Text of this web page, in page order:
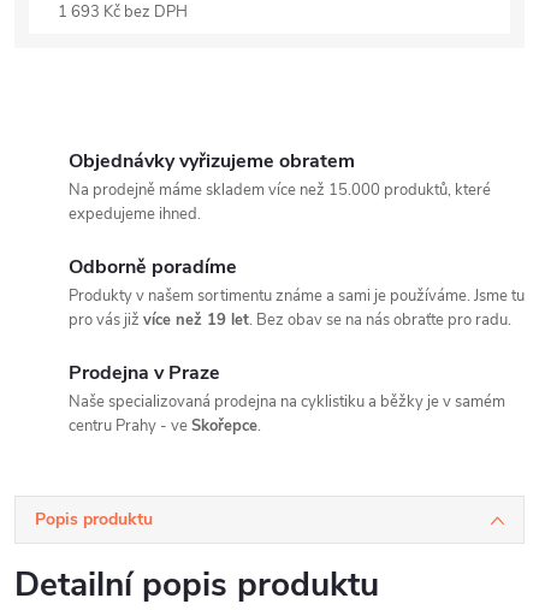
1 693 Kč bez DPH
Objednávky vyřizujeme obratem
Na prodejně máme skladem více než 15.000 produktů, které
expedujeme ihned.
Odborně poradíme
Produkty v našem sortimentu známe a sami je používáme. Jsme tu
pro vás již více než 19 let. Bez obav se na nás obraťte pro radu.
Prodejna v Praze
Naše specializovaná prodejna na cyklistiku a běžky je v samém
centru Prahy - veSkořepce.
Popis produktu
Detailní popis produktu